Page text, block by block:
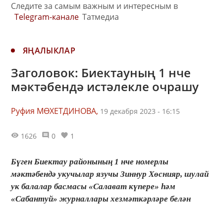
Следите за самым важным и интересным в
Telegram-канале Татмедиа
ЯҢАЛЫКЛАР
Заголовок: Биектауның 1 нче
мәктәбендә истәлекле очрашу
Руфия МӨХЕТДИНОВА, 19 декабря 2023 - 16:15
1626 0 1
Бүген Биектау районының 1 нче номерлы
мәктәбендә укучылар язучы Зиннур Хөснияр, шулай
ук балалар басмасы «Салават күпере» һәм
«Сабантуй» журналлары хезмәткәрләре белән